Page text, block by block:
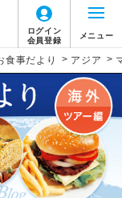
ログイン
会員登録
メニュー
食事だより > アジア >